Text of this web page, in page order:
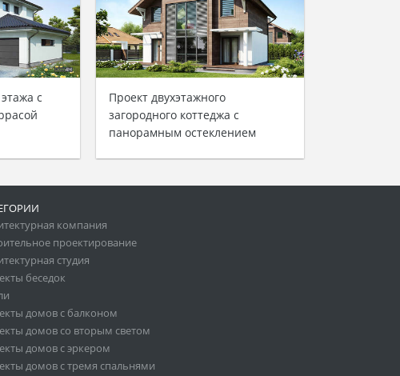
с
Проект двухэтажного
загородного коттеджа с
панорамным остеклением
компания
проектирование
студия
беседок
домов с балконом
домов со вторым светом
домов с эркером
домов с тремя спальнями